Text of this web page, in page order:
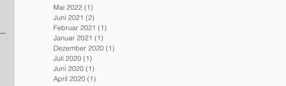
Mai 2022 (1)
Juni 2021 (2)
Februar 2021 (1)
Januar 2021 (1)
Dezember 2020 (1)
Juli 2020 (1)
Juni 2020 (1)
April 2020 (1)